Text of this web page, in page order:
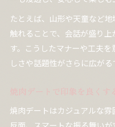
たとえば、山形や天童など
触れることで、会話が盛り
す。こうしたマナーや工夫
しさや話題性がさらに広がる
焼肉デートで印象を良くす
焼肉デートはカジュアルな